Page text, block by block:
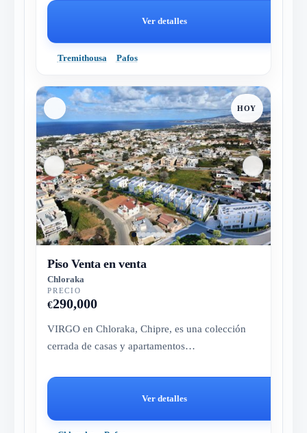
Ver detalles
Tremithousa Pafos
HOY
Piso Venta en venta
Chloraka
PRECIO
€290,000
VIRGO en Chloraka, Chipre, es una colección
cerrada de casas y apartamentos
Ver detalles